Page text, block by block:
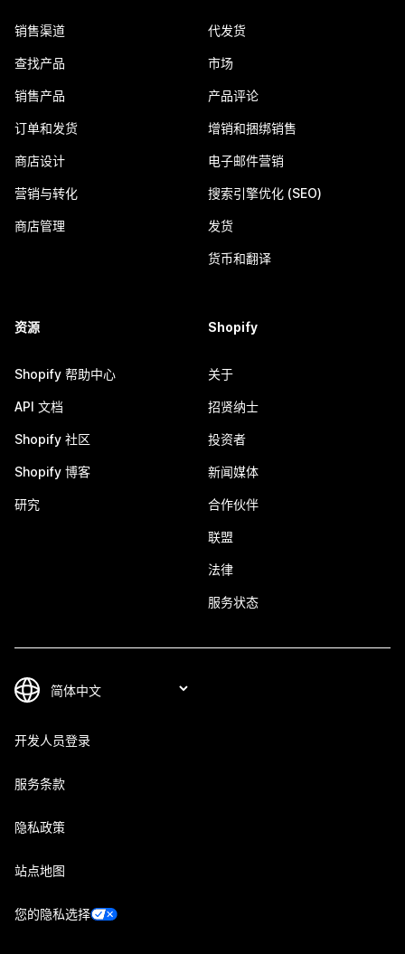
销售渠道
查找产品
销售产品
订单和发货
商店设计
营销与转化
商店管理
代发货
市场
产品评论
增销和捆绑销售
电子邮件营销
搜索引擎优化 (SEO)
发货
货币和翻译
资源
Shopify 帮助中心
API 文档
Shopify 社区
Shopify 博客
研究
Shopify
关于
招贤纳士
投资者
新闻媒体
合作伙伴
联盟
法律
服务状态
开发人员登录
服务条款
隐私政策
站点地图
您的隐私选择